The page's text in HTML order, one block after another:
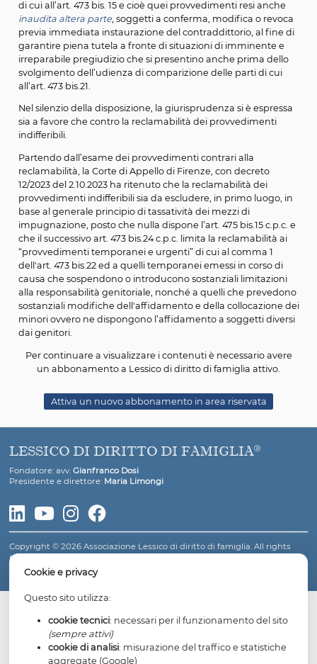
che sospendono o introducono sostanziali limitazioni
responsabilità genitoriale, prevedono sostanziali
dell’affidamento e della collocazione dei minori ovvero
dispongono l’affidamento a soggetti diversi dai
La disposizione non prevede invece espressamente la
di cui all’art. 473 bis. 15 e cioè quei provvedimenti resi
inaudita altera parte , soggetti a conferma, modifica o
garantire piena tutela a fronte di situazioni di
irreparabile pregiudizio che si presentino anche prima
svolgimento dell’udienza di comparizione delle parti di
all’art. 473 bis.21.
Nel silenzio della disposizione, la giurisprudenza si è
sia a favore che contro la reclamabilità dei
indifferibili.
Partendo dall’esame dei provvedimenti contrari alla
reclamabilità, la Corte di Appello di Firenze, con decreto
12/2023 del 2.10.2023 ha ritenuto che la reclamabilità dei
provvedimenti indifferibili sia da escludere, in primo
base al generale principio di tassatività dei mezzi di
impugnazione, posto che nulla dispone l’art. 475 bis.15
“provvedimenti temporanei e urgenti” di cui al comma
alla responsabilità genitoriale, nonché a quelli che
sostanziali modifiche dell'affidamento e della
minori ovvero ne dispongono l’affidamento a soggetti
Per continuare a visualizzare i contenuti è necessario
un abbonamento a Lessico di diritto di famiglia
Attiva un nuovo abbonamento in area riservata
LESSICO DI DIRITTO DI FAMIGLIA
Fondatore: avv.Gianfranco Dosi